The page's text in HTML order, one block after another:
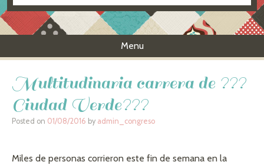
Menu
Multitudinaria carrera de ???
Ciudad Verde???
Posted on 01/08/2016 by admin_congreso
Miles de personas corrieron este fin de semana en la